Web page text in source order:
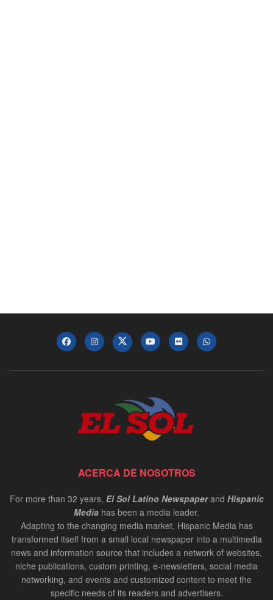
ACERCA DE NOSOTROS
For more than 32 years, El Sol Latino Newspaperand Hispanic
Media has been a media leader.
Adapting to the changing media market, Hispanic Media has
transformed itself from a small local newspaper into a multimedia
news and information source that includes a network of websites,
niche publications, custom printing, e-newsletters, social media
networking, and events and customized content to meet the
specific needs of its readers and advertisers.